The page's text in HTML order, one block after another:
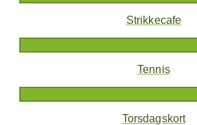
Strikkecafe
Tennis
Torsdagskort